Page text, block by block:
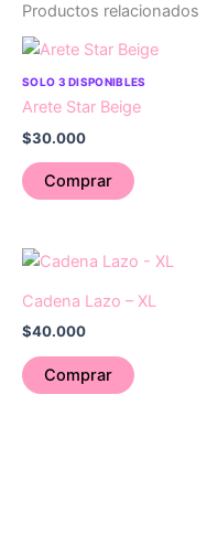
Productos relacionados
SOLO 3 DISPONIBLES
Arete Star Beige
$30.000
Comprar
Cadena Lazo – XL
$40.000
Comprar